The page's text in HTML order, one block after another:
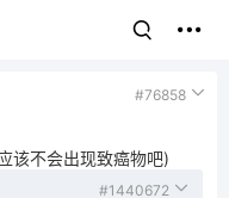
#76858
该不会出现致癌物吧)
#1440672